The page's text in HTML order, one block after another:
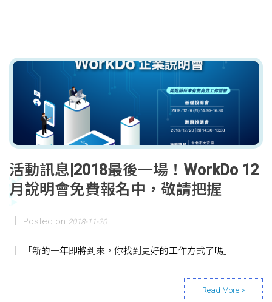
活動訊息|2018最後一場！WorkDo 12
月說明會免費報名中，敬請把握
Posted on 2018-11-20
「新的一年即將到來，你找到更好的工作方式了嗎」